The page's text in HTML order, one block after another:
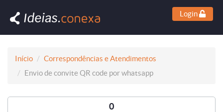
Login
Início
Correspondências e Atendimentos
Envio de convite QR code por whatsapp
0